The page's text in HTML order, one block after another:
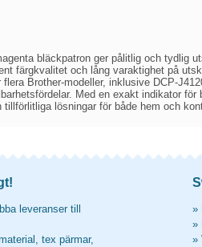
bläckpatron ger pålitlig och tydlig
färgkvalitet och lång varaktighet på
Brother-modeller, inklusive DCP-
Med en exakt indikator
lösningar för både hem och
leveranser till
tex pärmar,
»
»
»